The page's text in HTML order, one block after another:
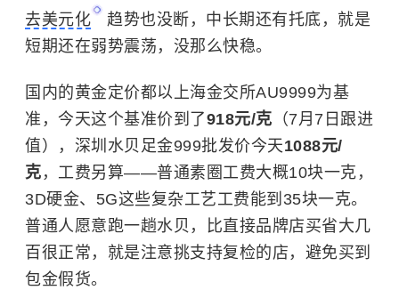
去美元化
趋势也没断，中长期还有托底，就是
短期还在弱势震荡，没那么快稳。
国内的黄金定价都以上海金交所AU9999为基
准，今天这个基准价到了918元/克 （7月7日跟进
值），深圳水贝足金999批发价今天1088元/
克 ，工费另算——普通素圈工费大概10块一克，
3D硬金、5G这些复杂工艺工费能到35块一克。
普通人愿意跑一趟水贝，比直接品牌店买省大几
百很正常，就是注意挑支持复检的店，避免买到
包金假货。